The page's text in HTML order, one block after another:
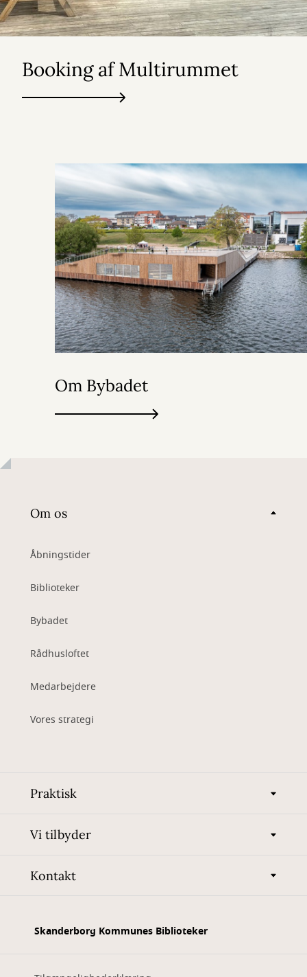
Booking af Multirummet
Om Bybadet
Om os
Åbningstider
Biblioteker
Bybadet
Rådhusloftet
Medarbejdere
Vores strategi
Praktisk
Vi tilbyder
Kontakt
Skanderborg Kommunes Biblioteker